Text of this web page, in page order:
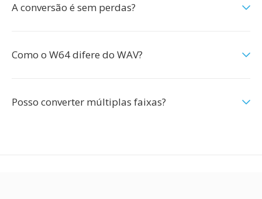
A conversão é sem perdas?
Como o W64 difere do WAV?
Posso converter múltiplas faixas?